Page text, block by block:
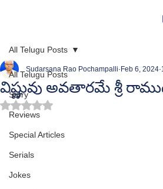
All Telugu Posts
Story
Reviews
Special Articles
Serials
Jokes
All Telugu Posts
విష్ణువు అవతారమే శ్రీ
Sudarsana Rao Pochampalli Feb 6, 2024
Rated NaN out of 5 stars.